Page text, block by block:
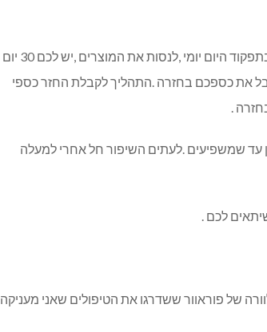
אני מזמינה גם אתכם אם אתם חשים מכאוב או כאב שמפריע לכם בתפקוד היום יומי ,לנסות את המוצרים ,יש לכם 30 יום
את כספכם בחזרה .התהליך לקבלת החזר כספי
.
עד שמשפיעים .לעתים השיפור חל אחרי למעלה
לכם .
של פוראוור ששדרגו את הטיפולים שאני מעניקה